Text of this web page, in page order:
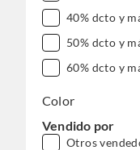
40% dcto y
50% dcto y
60% dcto y
Color
Vendido por
Otros